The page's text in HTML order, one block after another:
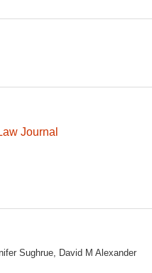
Journal
Sughrue, David M Alexander